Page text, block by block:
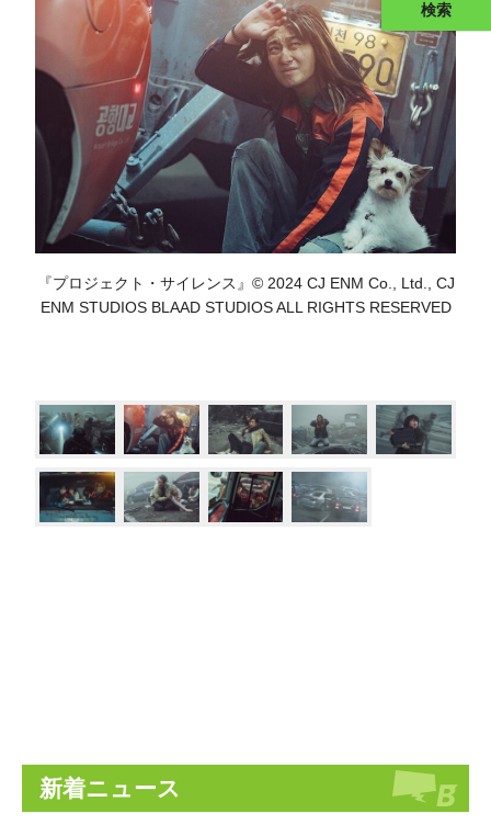
検索
『プロジェクト・サイレンス』© 2024 CJ ENM Co., Ltd., CJ
ENM STUDIOS BLAAD STUDIOS ALL RIGHTS RESERVED
新着ニュース